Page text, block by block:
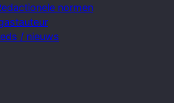
normen
/ nieuws